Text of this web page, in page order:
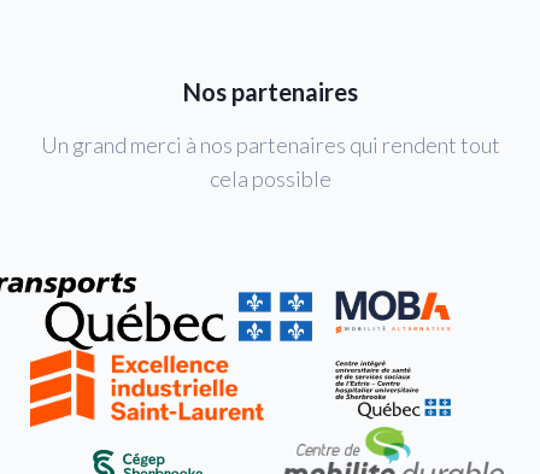
Nos partenaires
Un grand merci à nos partenaires qui rendent tout
cela possible